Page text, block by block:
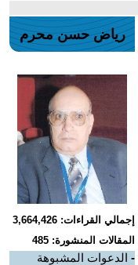
رياض حسن محرم
إجمالي القراءات: 3,664,426
المقالات المنشورة: 485
- الدعوات المشبوهة